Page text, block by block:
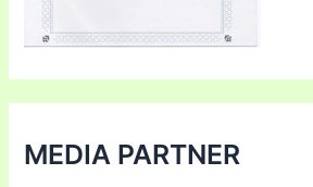
MEDIA PARTNER